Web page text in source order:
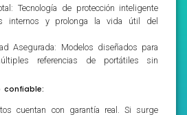
Tecnología de protección inteligente
internos y prolonga la vida útil del
Asegurada: Modelos diseñados para
referencias de portátiles sin
confiable:
cuentan con garantía real. Si surge